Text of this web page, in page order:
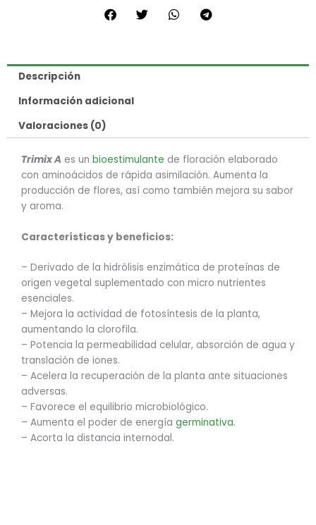
Descripción
Información adicional
Valoraciones (0)
Trimix A es un bioestimulante de floración elaborado
con aminoácidos de rápida asimilación. Aumenta la
producción de flores, así como también mejora su sabor
y aroma.
Características y beneficios:
– Derivado de la hidrólisis enzimática de proteínas de
origen vegetal suplementado con micro nutrientes
esenciales.
– Mejora la actividad de fotosíntesis de la planta,
aumentando la clorofila.
– Potencia la permeabilidad celular, absorción de agua y
translación de iones.
– Acelera la recuperación de la planta ante situaciones
adversas.
– Favorece el equilibrio microbiológico.
– Aumenta el poder de energía germinativa.
– Acorta la distancia internodal.